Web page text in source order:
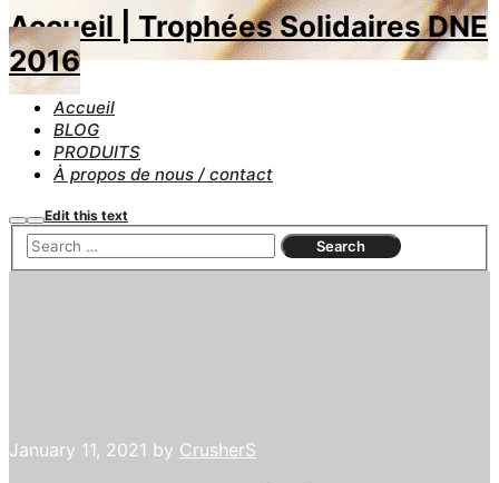
Accueil | Trophées Solidaires DNE
2016
Accueil
BLOG
PRODUITS
À propos de nous / contact
Search
Main
menu
Edit this text
January 11, 2021 by CrusherS